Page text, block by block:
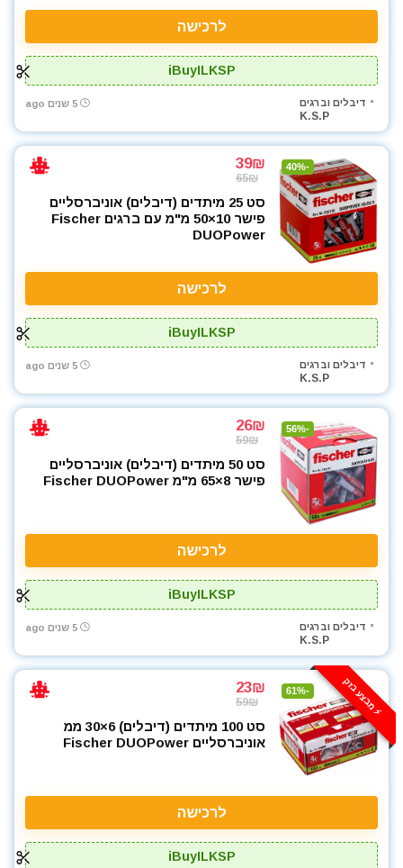
לרכישה
iBuyILKSP
דיבלים וברגים
K.S.P
5 שנים ago
-40%
39₪
65₪
סט 25 מיתדים (דיבלים) אוניברסליים
פישר 10×50 מ"מ עם ברגים Fischer
DUOPower
לרכישה
iBuyILKSP
דיבלים וברגים
K.S.P
5 שנים ago
-56%
26₪
59₪
סט 50 מיתדים (דיבלים) אוניברסליים
פישר 8×65 מ"מ Fischer DUOPower
לרכישה
iBuyILKSP
דיבלים וברגים
K.S.P
5 שנים ago
⚡️ מבצע בזק -61%
23₪
59₪
סט 100 מיתדים (דיבלים) 6×30 ממ
אוניברסליים Fischer DUOPower
לרכישה
iBuyILKSP